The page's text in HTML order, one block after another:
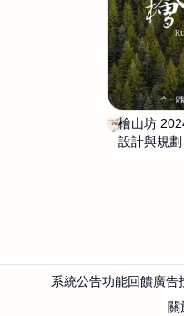
C
a
e
n
檜山坊
設計與規劃
系統公告功能回饋廣告
關